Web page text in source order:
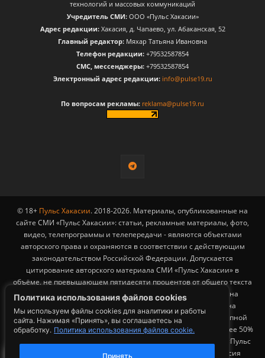
Политика использования файлов cookies
Мы используем файлы cookies для аналитики и работы
сайта. Нажимая «Принять», вы соглашаетесь на
обработку. Политика использования файлов cookie.
Принять
технологий и массовых коммуникаций
Учредитель СМИ:ООО «Пульс Хакасии»
Адрес редакции:Хакасия, д. Чапаево, ул. Абаканская, 52
Главный редактор: Мяхар Татьяна Ивановна
Телефон редакции: +79532587854
CМС, мессенджеры: +79532587854
Электронный адрес редакции: info@pulse19.ru
По вопросам рекламы: reklama@pulse19.ru
© 18+ Пульс Хакасии. 2018-2026. Материалы, опубликованные на
сайте СМИ «Пульс Хакасии»: статьи, рекламные материалы, фото,
видео, телепрограммы и телепередачи - являются объектами
авторского права и охраняются в соответствии с действующим
законодательством Российской Федерации. Допускается
цитирование авторского материала СМИ «Пульс Хакасии» в
объёме, не превышающем пятидесяти процентов от общего текста
публикации с обязательным размещением гиперссылки на
страницу заимствования материала. Гиперссылка должна
размещаться в тексте цитируемого материала и быть доступной
для индексации поисковыми системами. Заимствование более 50%
общего объема материала, опубликованного на сайте СМИ «Пульс
Хакасии», возможно исключительно с письменного согласия